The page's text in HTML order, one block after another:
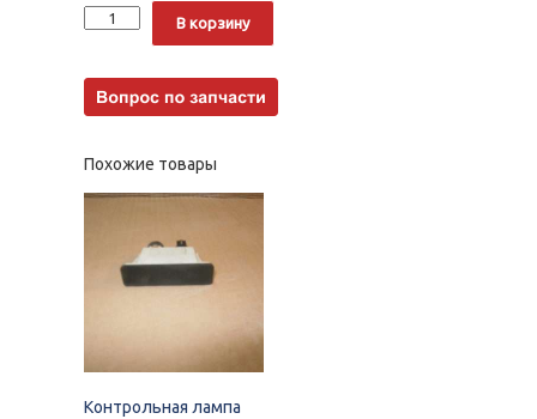
Количество
В корзину
Похожие товары
Контрольная лампа